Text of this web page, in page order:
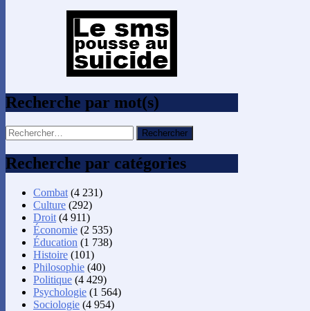
Recherche par mot(s)
Rechercher :
Recherche par catégories
Combat (4 231)
Culture (292)
Droit (4 911)
Économie (2 535)
Éducation (1 738)
Histoire (101)
Philosophie (40)
Politique (4 429)
Psychologie (1 564)
Sociologie (4 954)